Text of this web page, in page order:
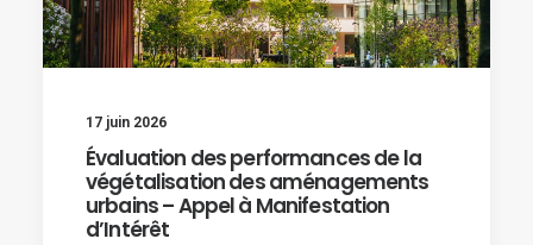
17 juin 2026
Évaluation des performances de la
végétalisation des aménagements
urbains – Appel à Manifestation
d’Intérêt